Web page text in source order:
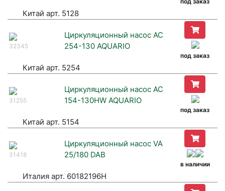
Китай арт. 5128
32345
Циркуляционный насос AC
254-130 AQUARIO
под заказ
Китай арт. 5254
31255
Циркуляционный насос AC
154-130HW AQUARIO
под заказ
Китай арт. 5154
31418
Циркуляционный насос VA
25/180 DAB
в наличии
Италия арт. 60182196H